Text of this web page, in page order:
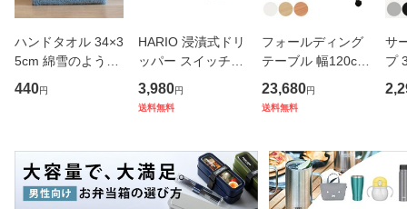
ハンドタオル 34×3
5cm 綿雪のような
タオル ベルベット
カラー （ タオル
ンカチ 洗面タオル
綿 コッ
440円
HARIO 浸漬式ドリ
ッパー スイッチ36
0 （ ハリオ コーヒ
ー ドリッパー ペー
応 おしゃれ シンプ
ル ハン
3,980円
送料無料
フォールディング
テーブル 幅120cm
奥行き45cm キャ
スター付き 折りた
ッキング 会議机 ミ
ーティング
23,680円
送料無料
サ
プ
フ
ス
マ
保